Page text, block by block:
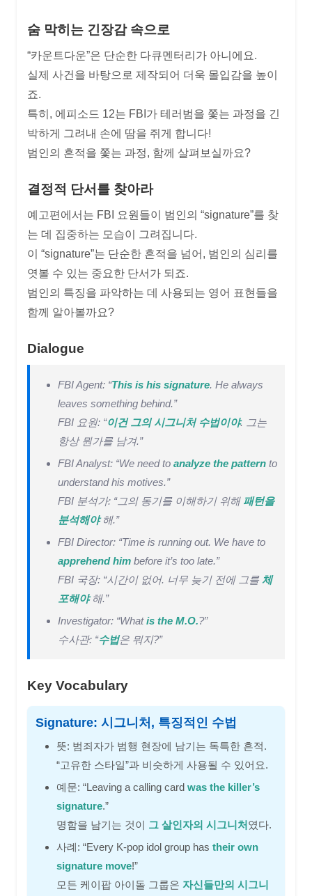
숨 막히는 긴장감 속으로
“카운트다운”은 단순한 다큐멘터리가 아니에요.
실제 사건을 바탕으로 제작되어 더욱 몰입감을 높이
죠.
특히, 에피소드 12는 FBI가 테러범을 쫓는 과정을 긴
박하게 그려내 손에 땀을 쥐게 합니다!
범인의 흔적을 쫓는 과정, 함께 살펴보실까요?
결정적 단서를 찾아라
예고편에서는 FBI 요원들이 범인의 “signature”를 찾
는 데 집중하는 모습이 그려집니다.
이 “signature”는 단순한 흔적을 넘어, 범인의 심리를
엿볼 수 있는 중요한 단서가 되죠.
범인의 특징을 파악하는 데 사용되는 영어 표현들을
함께 알아볼까요?
Dialogue
FBI Agent: “This is his signature. He always
leaves something behind.”
FBI 요원: “이건 그의 시그니처 수법이야. 그는
항상 뭔가를 남겨.”
FBI Analyst: “We need to analyze the pattern to
understand his motives.”
FBI 분석가: “그의 동기를 이해하기 위해 패턴을
분석해야해.”
FBI Director: “Time is running out. We have to
apprehend him before it’s too late.”
FBI 국장: “시간이 없어. 너무 늦기 전에 그를체
포해야해.”
Investigator: “Whatis the M.O.?”
수사관: “수법은 뭐지?”
Key Vocabulary
Signature: 시그니처, 특징적인 수법
뜻: 범죄자가 범행 현장에 남기는 독특한 흔적.
“고유한 스타일”과 비슷하게 사용될 수 있어요.
예문: “Leaving a calling card was the killer’s
signature.”
명함을 남기는 것이 그 살인자의 시그니처였다.
사례: “Every K-pop idol group has their own
signature move!”
모든 케이팝 아이돌 그룹은 자신들만의 시그니